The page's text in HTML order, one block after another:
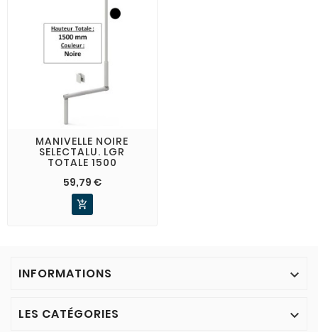
MANIVELLE NOIRE
SELECTALU. LGR
TOTALE 1500
59,79 €

INFORMATIONS 
LES CATÉGORIES 